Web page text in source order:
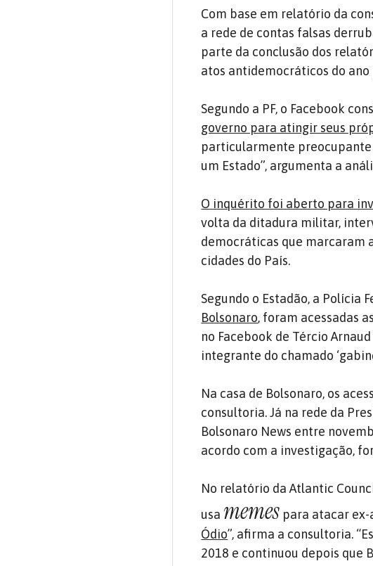
Com base em relatório da
a rede de contas falsas
parte da conclusão dos
atos antidemocráticos do ano
Segundo a PF, o Facebook
governo para atingir seus
particularmente preocupante
um Estado”, argumenta a
O inquérito foi aberto para
volta da ditadura militar,
democráticas que marcaram
cidades do País.
Segundo o Estadão, a Polícia
Bolsonaro, foram acessadas
no Facebook de Tércio
integrante do chamado
Na casa de Bolsonaro, os
consultoria. Já na rede da
Bolsonaro News entre
acordo com a investigação,
No relatório da Atlantic
usamemes para atacar ex-
Ódio”, afirma a consultoria.
2018 e continuou depois que